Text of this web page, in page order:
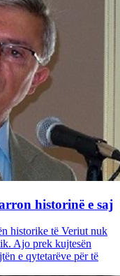
historinë e saj
historike të Veriut nuk
Ajo prek kujtesën
e qytetarëve për të